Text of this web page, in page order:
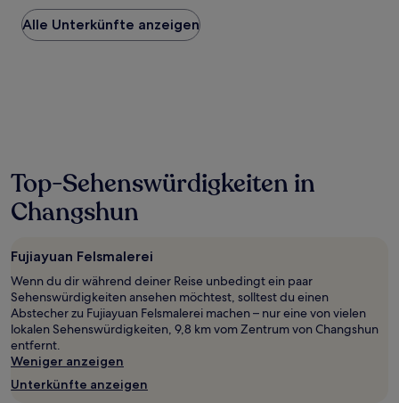
Preis
pro
Nacht,
mit
1 Übernachtung
von
gefunden
wurde.
Preise
und
Verfügbarkeiten
können
sich
ändern.
Es
können
Alle Unterkünfte anzeigen
Top-Sehenswürdigkeiten in
Changshun
Fujiayuan Felsmalerei
Wenn du dir während deiner Reise unbedingt ein paar
Sehenswürdigkeiten ansehen möchtest, solltest du einen
Abstecher zu Fujiayuan Felsmalerei machen – nur eine von vielen
lokalen Sehenswürdigkeiten, 9,8 km vom Zentrum von Changshun
entfernt.
Weniger anzeigen
Unterkünfte anzeigen